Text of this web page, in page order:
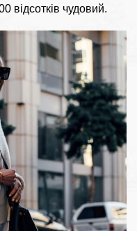
відсотків чудовий.